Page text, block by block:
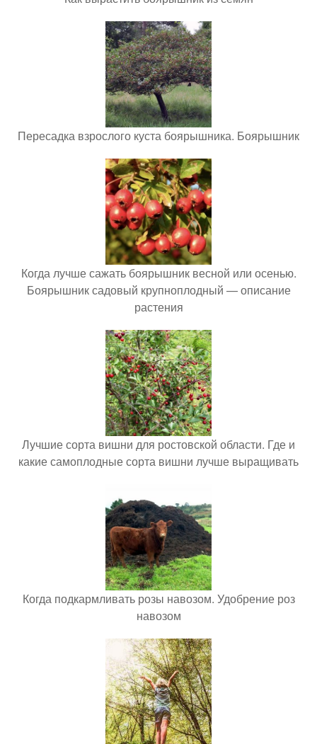
Пересадка взрослого куста боярышника. Боярышник
Когда лучше сажать боярышник весной или осенью.
Боярышник садовый крупноплодный — описание
растения
Лучшие сорта вишни для ростовской области. Где и
какие самоплодные сорта вишни лучше выращивать
Когда подкармливать розы навозом. Удобрение роз
навозом